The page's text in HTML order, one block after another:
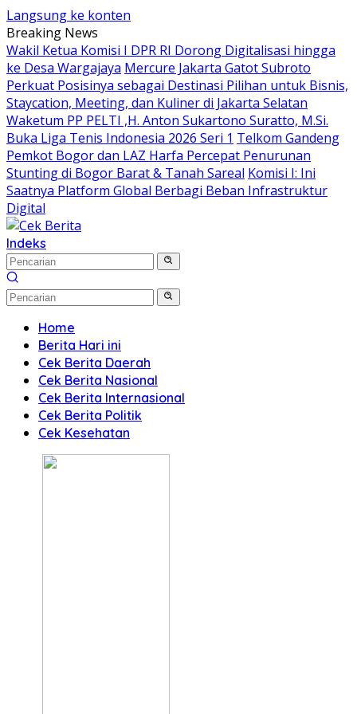
Langsung ke konten
Breaking News
Wakil Ketua Komisi I DPR RI Dorong Digitalisasi hingga
ke Desa Wargajaya Mercure Jakarta Gatot Subroto
Perkuat Posisinya sebagai Destinasi Pilihan untuk Bisnis,
Staycation, Meeting, dan Kuliner di Jakarta Selatan
Waketum PP PELTI ,H. Anton Sukartono Suratto, M.Si.
Buka Liga Tenis Indonesia 2026 Seri 1 Telkom Gandeng
Pemkot Bogor dan LAZ Harfa Percepat Penurunan
Stunting di Bogor Barat & Tanah Sareal Komisi I: Ini
Saatnya Platform Global Berbagi Beban Infrastruktur
Digital
Indeks
Home
Berita Hari ini
Cek Berita Daerah
Cek Berita Nasional
Cek Berita Internasional
Cek Berita Politik
Cek Kesehatan